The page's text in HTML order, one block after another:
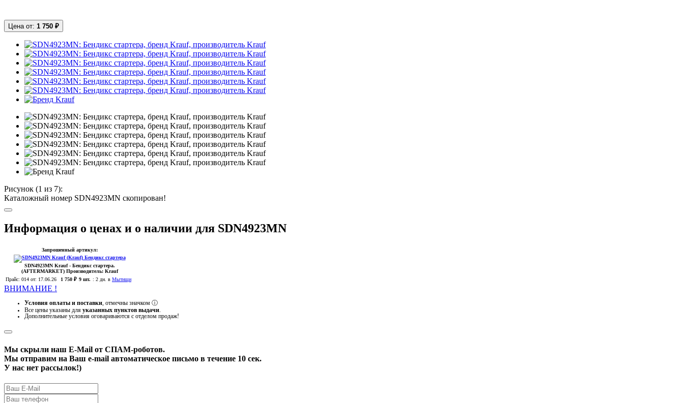
Цена от: 1 750 ₽
Рисунок (1 из 7):
Каталожный номер SDN4923MN скопирован!
Информация о ценах и о наличии для SDN4923MN
Запрошенный артикул:
SDN4923MN Krauf- Бендикс стартера.
(AFTERMARKET)Производитель: Krauf
Прайс: 014 от: 17.06.26 1 750 ₽ 9 шт. : 2 дн. в Мытищи
ВНИМАНИЕ !
Условия оплаты и поставки , отмечны значком ⓘ
Все цены указаны для указанных пунктов выдачи
Дополнительные условия оговариваются с отделом продаж!
Мы скрыли наш E-Mail от СПАМ-роботов.
Мы отправим на Ваш e-mail автоматическое письмо в течение 10 сек.
У нас нет рассылок!)